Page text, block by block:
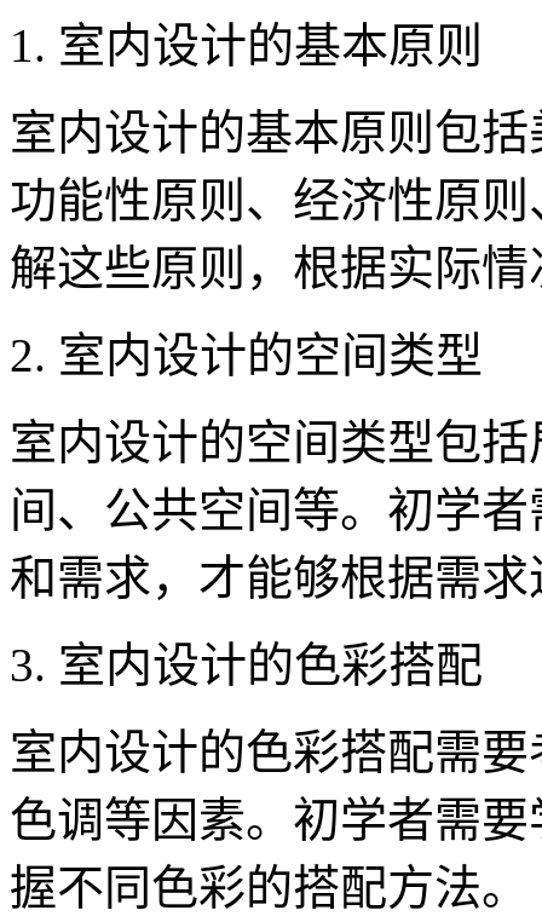
1. 室内设计的基本原则
室内设计的基本原则包
功能性原则、经济性原
解这些原则，根据实际
2. 室内设计的空间类型
室内设计的空间类型包
间、公共空间等。初学
和需求，才能够根据需
3. 室内设计的色彩搭配
室内设计的色彩搭配需
色调等因素。初学者需
握不同色彩的搭配方法。